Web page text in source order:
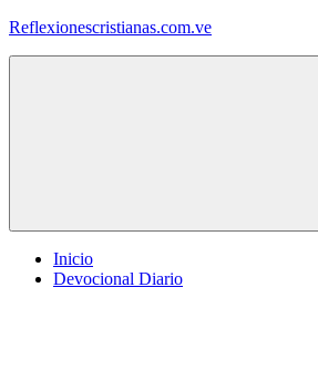
Saltar
Reflexionescristianas.com.ve
Inicio
Devocional Diario